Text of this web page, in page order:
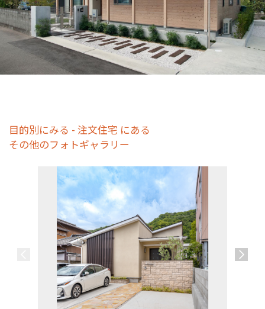
目的別にみる - 注文住宅 にある
その他のフォトギャラリー